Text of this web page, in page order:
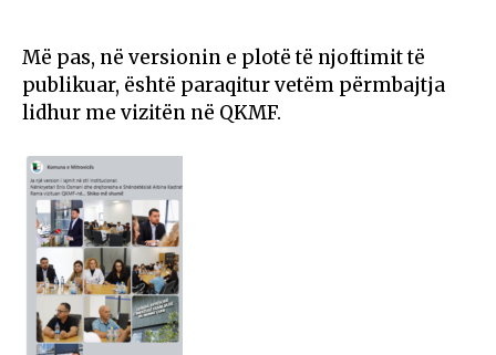
Më pas, në versionin e plotë të njoftimit të
publikuar, është paraqitur vetëm përmbajtja
lidhur me vizitën në QKMF.